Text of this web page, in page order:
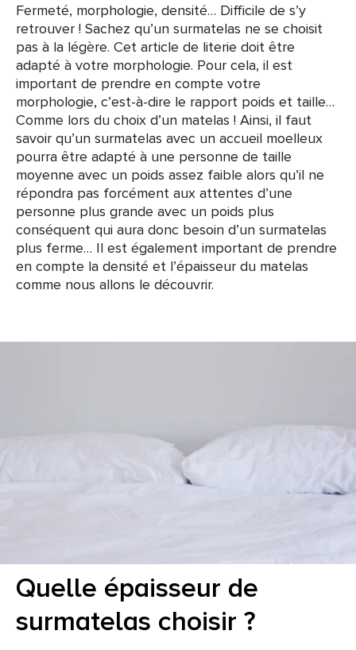
Fermeté, morphologie, densité… Difficile de s’y
retrouver ! Sachez qu’un surmatelas ne se choisit
pas à la légère. Cet article de literie doit être
adapté à votre morphologie. Pour cela, il est
important de prendre en compte votre
morphologie, c’est-à-dire le rapport poids et taille…
Comme lors du choix d’un matelas ! Ainsi, il faut
savoir qu’un surmatelas avec un accueil moelleux
pourra être adapté à une personne de taille
moyenne avec un poids assez faible alors qu’il ne
répondra pas forcément aux attentes d’une
personne plus grande avec un poids plus
conséquent qui aura donc besoin d’un surmatelas
plus ferme… Il est également important de prendre
en compte la densité et l’épaisseur du matelas
comme nous allons le découvrir.
Quelle épaisseur de
surmatelas choisir ?